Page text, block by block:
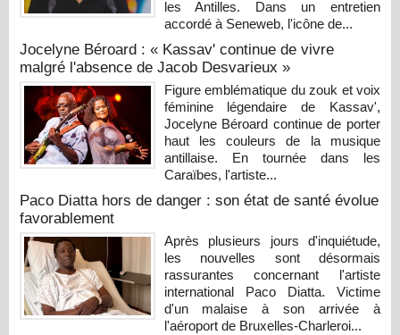
les Antilles. Dans un entretien
accordé à Seneweb, l'icône de...
Jocelyne Béroard : « Kassav' continue de vivre
malgré l'absence de Jacob Desvarieux »
Figure emblématique du zouk et voix
féminine légendaire de Kassav',
Jocelyne Béroard continue de porter
haut les couleurs de la musique
antillaise. En tournée dans les
Caraïbes, l'artiste...
Paco Diatta hors de danger : son état de santé évolue
favorablement
Après plusieurs jours d'inquiétude,
les nouvelles sont désormais
rassurantes concernant l'artiste
international Paco Diatta. Victime
d'un malaise à son arrivée à
l'aéroport de Bruxelles-Charleroi...